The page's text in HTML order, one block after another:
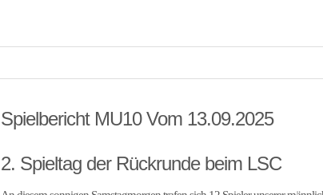
Spielbericht MU10 Vom 13.09.2025
2. Spieltag der Rückrunde beim LSC